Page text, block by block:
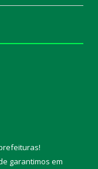
!
garantimos em